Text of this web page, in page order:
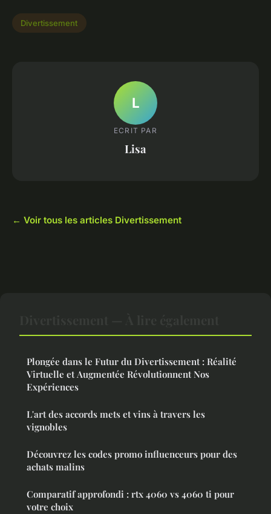
Divertissement
L
ECRIT PAR
Lisa
← Voir tous les articles Divertissement
Plongée dans le Futur du Divertissement : Réalité
Virtuelle et Augmentée Révolutionnent Nos
Expériences
L'art des accords mets et vins à travers les
vignobles
Découvrez les codes promo influenceurs pour des
achats malins
Comparatif approfondi : rtx 4060 vs 4060 ti pour
votre choix